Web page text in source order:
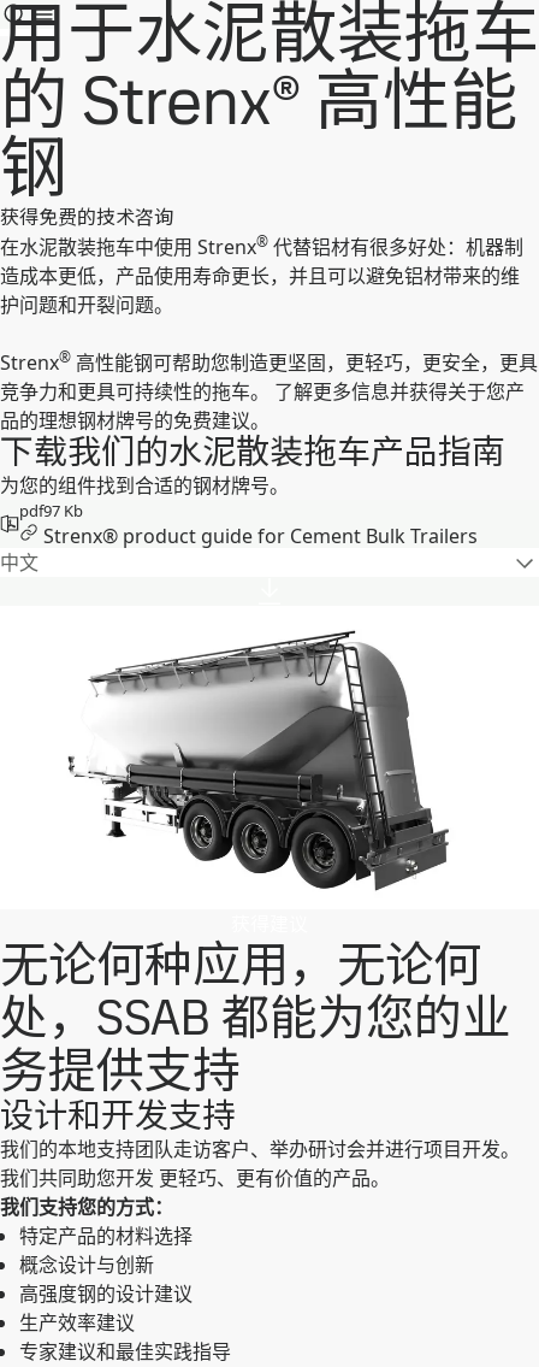
用于水泥散装拖车
的 Strenx® 高性能
钢
获得免费的技术咨询
在水泥散装拖车中使用 Strenx® 代替铝材有很多好处：机器制
造成本更低，产品使用寿命更长，并且可以避免铝材带来的维
护问题和开裂问题。
Strenx® 高性能钢可帮助您制造更坚固，更轻巧，更安全，更具
竞争力和更具可持续性的拖车。 了解更多信息并获得关于您产
品的理想钢材牌号的免费建议。
下载我们的水泥散装拖车产品指南
为您的组件找到合适的钢材牌号。
pdf97 Kb
Strenx® product guide for Cement Bulk Trailers
中文
无论何种应用，无论何
处，SSAB 都能为您的业
务提供支持
设计和开发支持
我们的本地支持团队走访客户、举办研讨会并进行项目开发。
我们共同助您开发 更轻巧、更有价值的产品。
我们支持您的方式：
特定产品的材料选择
概念设计与创新
高强度钢的设计建议
生产效率建议
专家建议和最佳实践指导